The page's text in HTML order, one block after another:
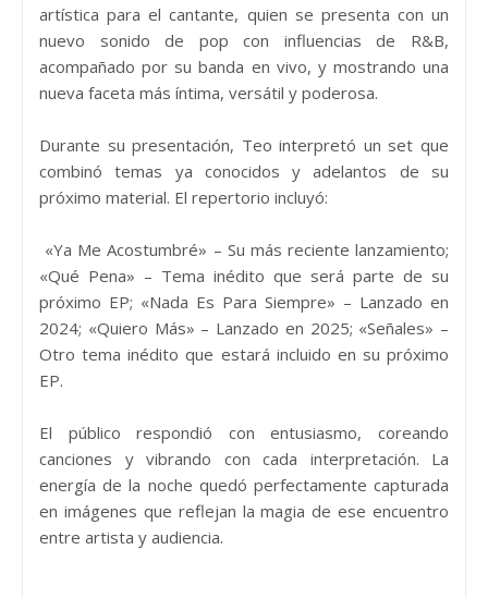
artística para el cantante, quien se presenta con un
nuevo sonido de pop con influencias de R&B,
acompañado por su banda en vivo, y mostrando una
nueva faceta más íntima, versátil y poderosa.
Durante su presentación, Teo interpretó un set que
combinó temas ya conocidos y adelantos de su
próximo material. El repertorio incluyó:
«Ya Me Acostumbré» – Su más reciente lanzamiento;
«Qué Pena» – Tema inédito que será parte de su
próximo EP; «Nada Es Para Siempre» – Lanzado en
2024; «Quiero Más» – Lanzado en 2025; «Señales» –
Otro tema inédito que estará incluido en su próximo
EP.
El público respondió con entusiasmo, coreando
canciones y vibrando con cada interpretación. La
energía de la noche quedó perfectamente capturada
en imágenes que reflejan la magia de ese encuentro
entre artista y audiencia.